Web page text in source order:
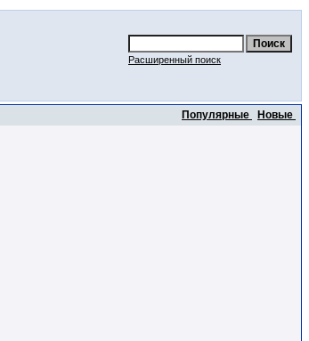
Расширенный поиск
Популярные
Новые